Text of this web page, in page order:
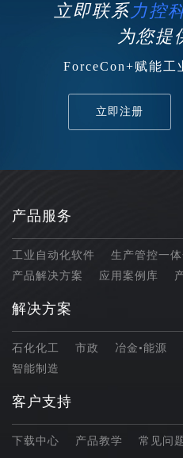
立即联系力控
为您提
ForceCon+赋能工
立即注册
产品服务
工业自动化软件 生产管控一
产品解决方案
应用案例库
解决方案
石化化工 市政 冶金•能源
智能制造
客户支持
下载中心 产品教学 常见问